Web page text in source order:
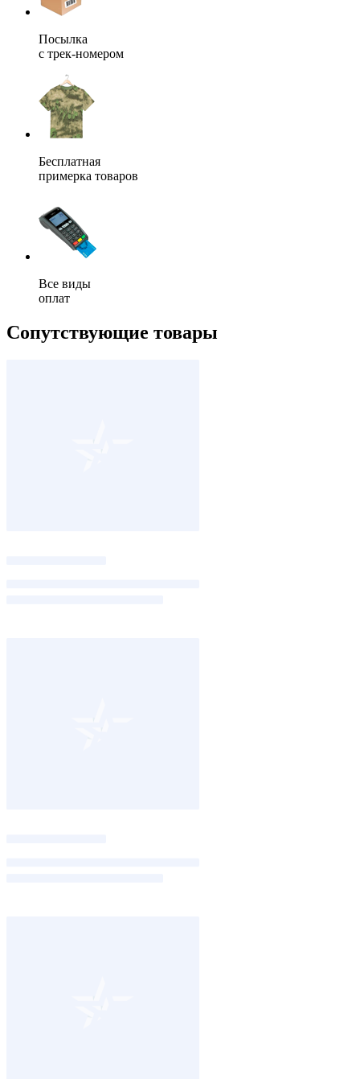
Посылка
с трек-номером
Бесплатная
примерка товаров
Все виды
оплат
Сопутствующие товары